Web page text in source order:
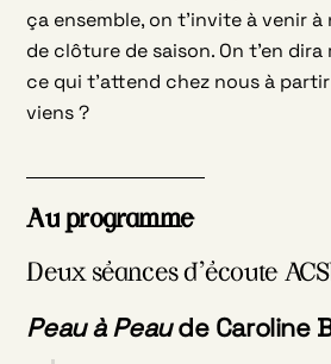
ça ensemble, on t’invite à venir
de clôture de saison. On t’en
ce qui t’attend chez nous à
viens ?
Au programme
Deux séances d’écoute
Peau à Peaude Caroline